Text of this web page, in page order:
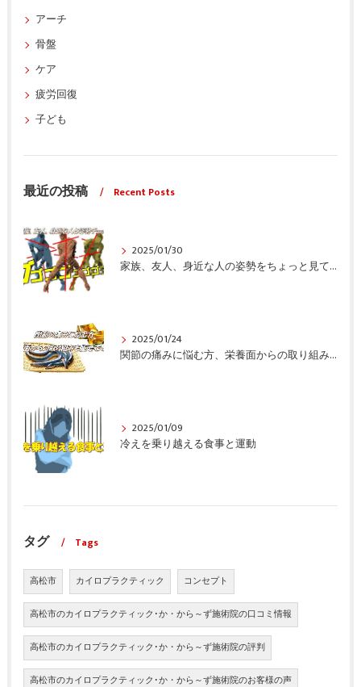
アーチ
骨盤
ケア
疲労回復
子ども
最近の投稿 Recent Posts
2025/01/30
家族、友人、身近な人の姿勢をちょっと見てみませんか？
2025/01/24
関節の痛みに悩む方、栄養面からの取り組みも重要ですよ！
2025/01/09
冷えを乗り越える食事と運動
タグ Tags
高松市 カイロプラクティック コンセプト
高松市のカイロプラクティック･か・から～ず施術院の口コミ情報
高松市のカイロプラクティック･か・から～ず施術院の評判
高松市のカイロプラクティック･か・から～ず施術院のお客様の声